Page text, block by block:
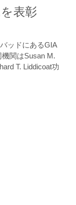
を表彰
ッドにあるGIA
関はSusan M.
T. Liddicoat功